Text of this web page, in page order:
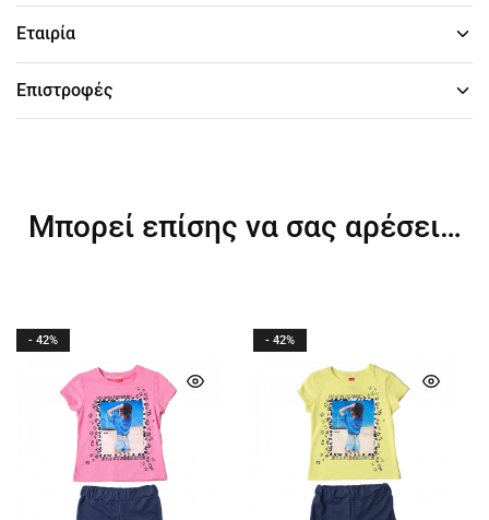
Εταιρία
Επιστροφές
Μπορεί επίσης να σας αρέσει…
- 42% - 42%